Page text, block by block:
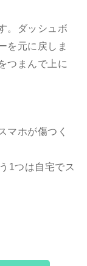
。ダッシュボ
を元に戻しま
つまんで上に
マホが傷つく
1つは自宅でス